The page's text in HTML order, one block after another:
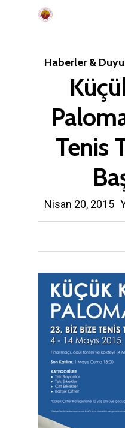
Haberler &
Tenis
Nisan 20, 2015